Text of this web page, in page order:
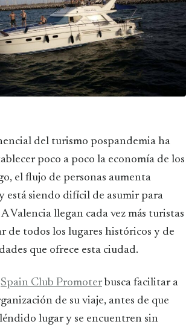
poco a poco la economía de los
el flujo de personas aumenta
está siendo difícil de asumir para
Valencia llegan cada vez más turistas
de todos los lugares históricos y de
que ofrece esta ciudad.
Spain Club Promoter busca facilitar a
de su viaje, antes de que
lugar y se encuentren sin